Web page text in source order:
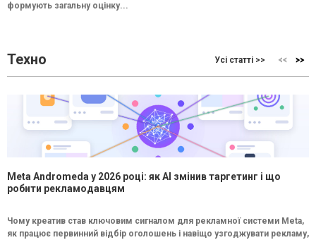
формують загальну оцінку...
Техно Усі статті >>
Meta Andromeda у 2026 році: як AI змінив таргетинг і що
робити рекламодавцям
Чому креатив став ключовим сигналом для рекламної системи Meta,
як працює первинний відбір оголошень і навіщо узгоджувати рекламу,